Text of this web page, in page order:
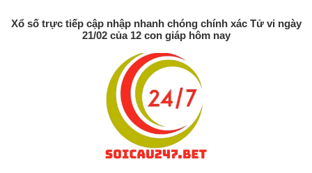
Xổ số trực tiếp cập nhập nhanh chóng chính xác Tử vi ngày
21/02 của 12 con giáp hôm nay